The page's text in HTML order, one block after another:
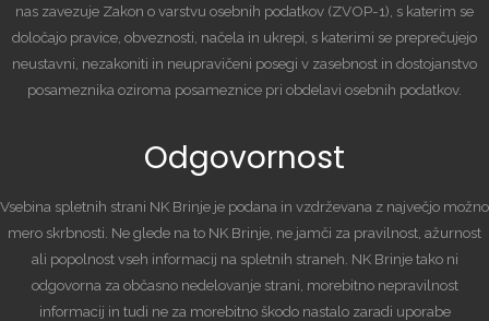
nas zavezuje Zakon o varstvu osebnih podatkov (ZVOP-1), s katerim se
določajo pravice, obveznosti, načela in ukrepi, s katerimi se preprečujejo
neustavni, nezakoniti in neupravičeni posegi v zasebnost in dostojanstvo
posameznika oziroma posameznice pri obdelavi osebnih podatkov.
Odgovornost
Vsebina spletnih strani NK Brinje je podana in vzdrževana z največjo možno
mero skrbnosti. Ne glede na to NK Brinje, ne jamči za pravilnost, ažurnost
ali popolnost vseh informacij na spletnih straneh. NK Brinje tako ni
odgovorna za občasno nedelovanje strani, morebitno nepravilnost
informacij in tudi ne za morebitno škodo nastalo zaradi uporabe